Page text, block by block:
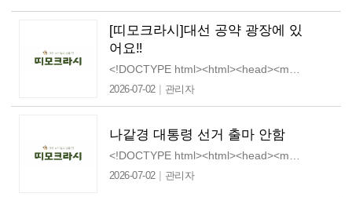
[띠모크라시]대선 공약 광장에 있
어요‼️
2026-07-02| 관리자
나같경 대통령 선거 출마 안함
2026-07-02| 관리자